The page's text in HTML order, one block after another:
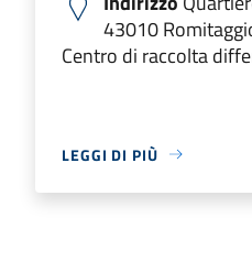
43010
Centro di raccolta
LEGGI DI PIÙ